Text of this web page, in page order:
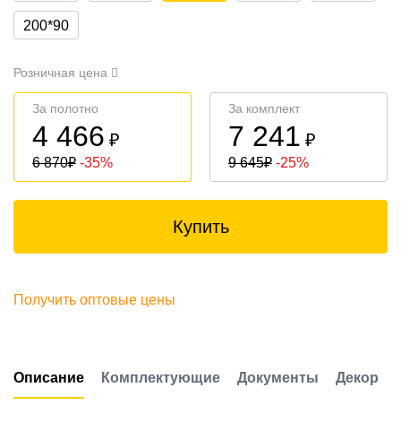
200*90
Розничная цена
За полотно
4 466 ₽
6 870₽ -35%
За комплект
7 241 ₽
9 645₽ -25%
Купить
Получить оптовые цены
Описание Комплектующие Документы Декор